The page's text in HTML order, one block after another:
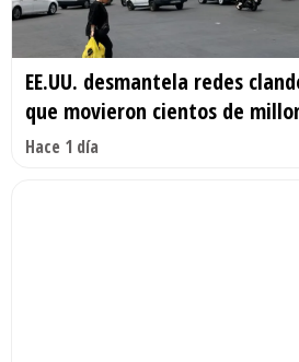
EE.UU. desmantela redes
que movieron cientos de
Hace 1 día